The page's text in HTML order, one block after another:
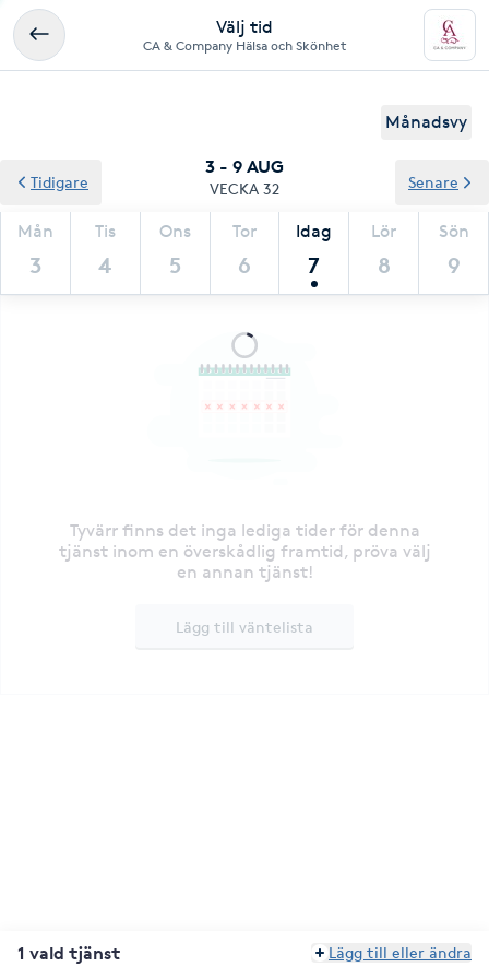
Välj tid
CA & Company Hälsa och Skönhet
Månadsvy
3 - 9 AUG
VECKA 32
Mån
3
Tis
4
Ons
5
Tor
6
Idag
7
Lör
8
Sön
9
Tidigare Senare
Tyvärr finns det inga lediga tider för denna
tjänst inom en överskådlig framtid, pröva välj
en annan tjänst!
Lägg till väntelista
1 vald tjänst Lägg till eller ändra